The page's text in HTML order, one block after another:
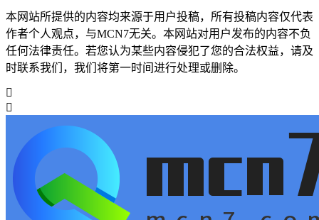
本网站所提供的内容均来源于用户投稿，所有投稿内容仅代表
作者个人观点，与MCN7无关。本网站对用户发布的内容不负
任何法律责任。若您认为某些内容侵犯了您的合法权益，请及
时联系我们，我们将第一时间进行处理或删除。